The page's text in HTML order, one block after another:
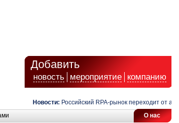
Добавить
новость мероприятие компанию
Новости: Российский RPA-рынок переходит от
О нас